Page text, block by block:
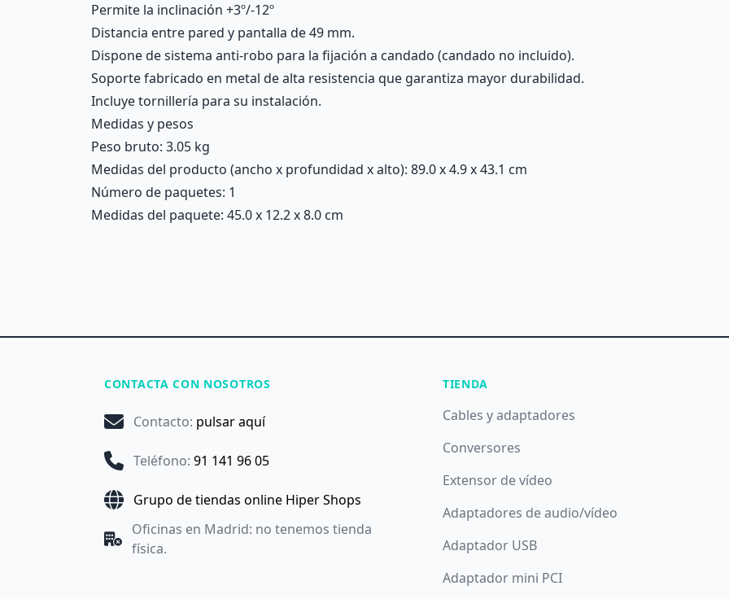
Permite la inclinación +3º/-12º
Distancia entre pared y pantalla de 49 mm.
Dispone de sistema anti-robo para la fijación a candado (candado no incluido).
Soporte fabricado en metal de alta resistencia que garantiza mayor durabilidad.
Incluye tornillería para su instalación.
Medidas y pesos
Peso bruto: 3.05 kg
Medidas del producto (ancho x profundidad x alto): 89.0 x 4.9 x 43.1 cm
Número de paquetes: 1
Medidas del paquete: 45.0 x 12.2 x 8.0 cm
CONTACTA CON NOSOTROS
Contacto: pulsar aquí
Teléfono: 91 141 96 05
Grupo de tiendas online Hiper Shops
Oficinas en Madrid: no tenemos tienda
física.
TIENDA
Cables y adaptadores
Conversores
Extensor de vídeo
Adaptadores de audio/vídeo
Adaptador USB
Adaptador mini PCI